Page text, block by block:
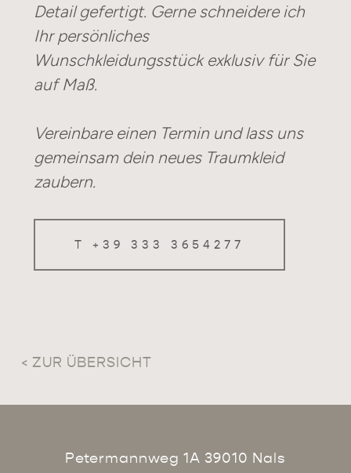
Detail gefertigt. Gerne schneidere ich
Ihr persönliches
Wunschkleidungsstück exklusiv für Sie
auf Maß.
Vereinbare einen Termin und lass uns
gemeinsam dein neues Traumkleid
zaubern.
T +39 333 3654277
< ZUR ÜBERSICHT
Petermannweg 1A 39010 Nals